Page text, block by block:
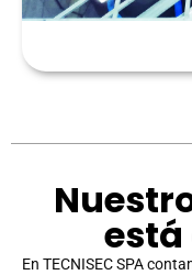
En TECNISEC SPA